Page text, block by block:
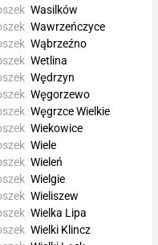
Wasilków
Wawrzeńczyce
Wąbrzeźno
Wetlina
Wędrzyn
Węgorzewo
Węgrzce Wielkie
Wiekowice
Wiele
Wieleń
Wielgie
Wieliszew
Wielka Lipa
Wielki Klincz